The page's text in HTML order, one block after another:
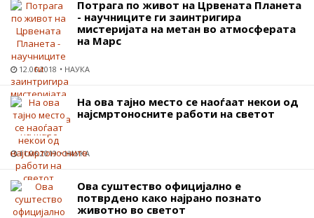
Потрага по живот на Црвената Планета
- научниците ги заинтригира
мистеријата на метан во атмосферата
на Марс
12.06.2018 НАУКА
На ова тајно место се наоѓаат некои од
најсмртоносните работи на светот
11.06.2019 НАУКА
Oва суштество официјално е
потврдено како најрано познато
животно во светот